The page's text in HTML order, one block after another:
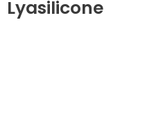
Lyasilicone